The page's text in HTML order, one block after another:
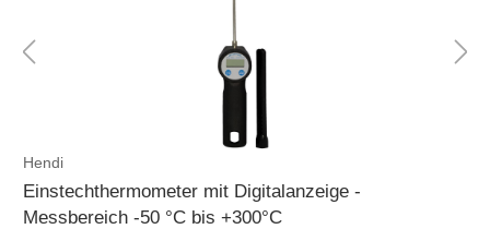
Hendi
Einstechthermometer mit Digitalanzeige -
Messbereich -50 °C bis +300°C